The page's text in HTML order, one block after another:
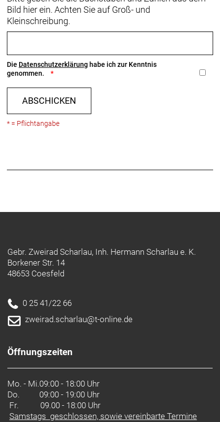
Bild hier ein. Achten Sie auf Groß- und
Kleinschreibung.
Die Datenschutzerklärung habe ich zur Kenntnis
genommen.
ABSCHICKEN
* = Pflichtangabe
Gebr. Zweirad Scharlau, Inh. Hermann Scharlau e. K.
Borkener Str. 14
48653 Coesfeld
0 25 41/22 66
zweirad.scharlau@t-online.de
Öffnungszeiten
Mo. - Mi.09:00 - 18:00 Uhr
Do.
09:00 - 19:00 Uhr
Fr. 09.00 - 18:00 Uhr
Samstags geschlossen, sowie vereinbarte Termine